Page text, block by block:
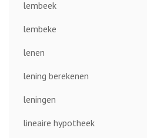
lembeek
lembeke
lenen
lening berekenen
leningen
lineaire hypotheek